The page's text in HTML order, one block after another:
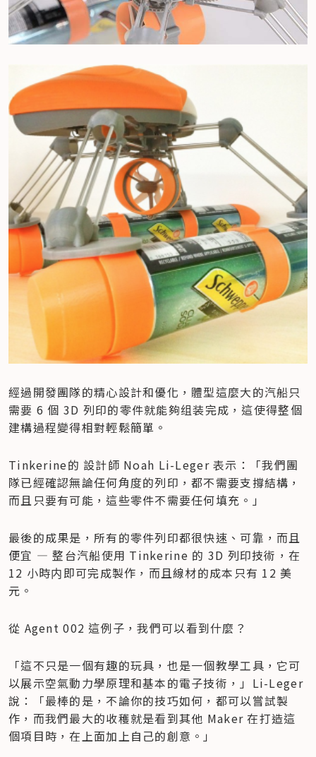
經過開發團隊的精心設計和優化，體型這麼大的汽船只
需要 6 個 3D 列印的零件就能夠组装完成，這使得整個
建構過程變得相對輕鬆簡單。
Tinkerine的 設計師 Noah Li-Leger 表示：「我們團
隊已經確認無論任何角度的列印，都不需要支撐結構，
而且只要有可能，這些零件不需要任何填充。」
最後的成果是，所有的零件列印都很快速、可靠，而且
便宜 — 整台汽船使用 Tinkerine 的 3D 列印技術，在
12 小時内即可完成製作，而且線材的成本只有 12 美
元。
從 Agent 002 這例子，我們可以看到什麼？
「這不只是一個有趣的玩具，也是一個教學工具，它可
以展示空氣動力學原理和基本的電子技術，」Li-Leger
說：「最棒的是，不論你的技巧如何，都可以嘗試製
作，而我們最大的收穫就是看到其他 Maker 在打造這
個項目時，在上面加上自己的創意。」